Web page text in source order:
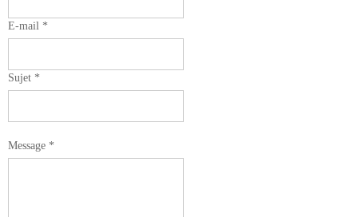
E-mail *
Sujet *
Message *